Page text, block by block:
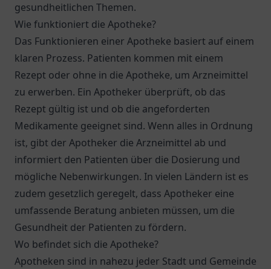
gesundheitlichen Themen.
Wie funktioniert die Apotheke?
Das Funktionieren einer Apotheke basiert auf einem
klaren Prozess. Patienten kommen mit einem
Rezept oder ohne in die Apotheke, um Arzneimittel
zu erwerben. Ein Apotheker überprüft, ob das
Rezept gültig ist und ob die angeforderten
Medikamente geeignet sind. Wenn alles in Ordnung
ist, gibt der Apotheker die Arzneimittel ab und
informiert den Patienten über die Dosierung und
mögliche Nebenwirkungen. In vielen Ländern ist es
zudem gesetzlich geregelt, dass Apotheker eine
umfassende Beratung anbieten müssen, um die
Gesundheit der Patienten zu fördern.
Wo befindet sich die Apotheke?
Apotheken sind in nahezu jeder Stadt und Gemeinde